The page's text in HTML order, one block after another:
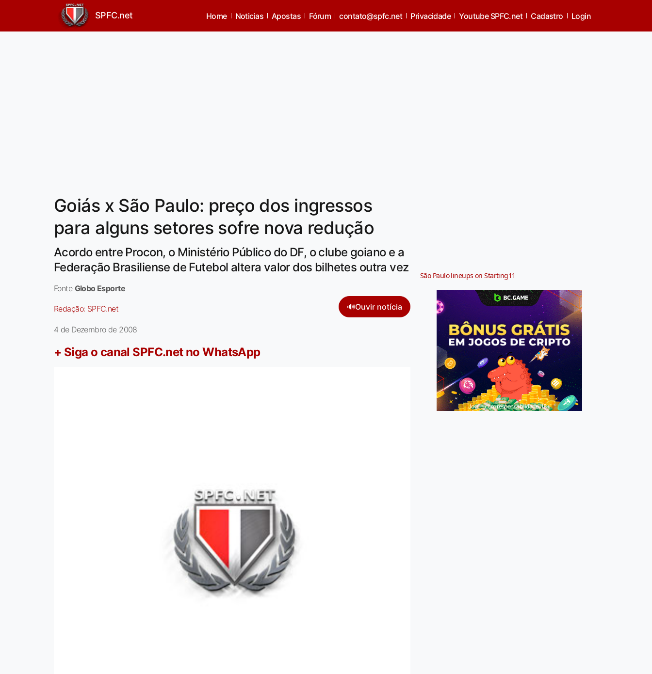
SPFC.net Home Noticias Apostas Fórum contato@spfc.net Privacidade Youtube SPFC.net Cadastro Login
Goiás x São Paulo: preço dos ingressos
para alguns setores sofre nova redução
Acordo entre Procon, o Ministério Público do DF, o clube goiano e a
Federação Brasiliense de Futebol altera valor dos bilhetes outra vez
Fonte Globo Esporte
Redação: SPFC.net 🔊Ouvir notícia
4 de Dezembro de 2008
+ Siga o canal SPFC.net no WhatsApp
São Paulo lineups on Starting11
Jogue com responsabilidade. 18+